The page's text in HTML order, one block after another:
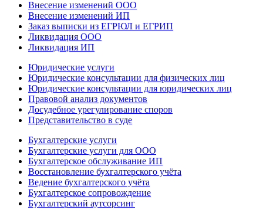
Внесение изменений ООО
Внесение изменений ИП
Заказ выписки из ЕГРЮЛ и ЕГРИП
Ликвидация ООО
Ликвидация ИП
Юридические услуги
Юридические консультации для физических лиц
Юридические консультации для юридических лиц
Правовой анализ документов
Досудебное урегулирование споров
Представительство в суде
Бухгалтерские услуги
Бухгалтерские услуги для ООО
Бухгалтерское обслуживание ИП
Восстановление бухгалтерского учёта
Ведение бухгалтерского учёта
Бухгалтерское сопровождение
Бухгалтерский аутсорсинг